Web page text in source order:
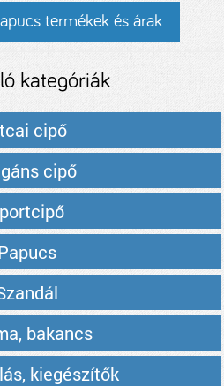
termékek és árak
kategóriák
cipő
cipő
bakancs
kiegészítők